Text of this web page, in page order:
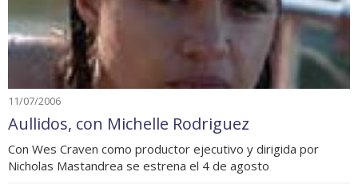
11/07/2006
Aullidos, con Michelle Rodriguez
Con Wes Craven como productor ejecutivo y dirigida por
Nicholas Mastandrea se estrena el 4 de agosto